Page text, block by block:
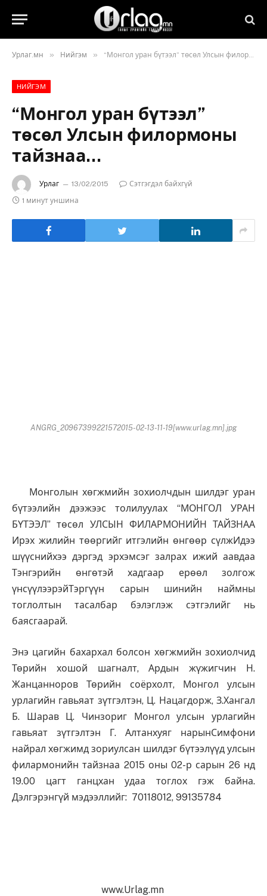
Урлаг.мн » Нийгэм » “Монгол уран бүтээл” төсөл Улсын филормоны тайзнаа…
НИЙГЭМ
“Монгол уран бүтээл”
төсөл Улсын филормоны
тайзнаа…
Урлаг 13/02/2015
Сэтгэгдэл байхгүй
1 минут уншина
ANGRG_20967399221572015-02-13-11-19[www.urlag.mn].jpg
Монголын хөгжмийн зохиолчдын шилдэг уран
бүтээлийн дээжээс толилуулах “МОНГОЛ УРАН
БҮТЭЭЛ” төсөл УЛСЫН ФИЛАРМОНИЙН ТАЙЗНАА
Ирэх жилийн төөргийг итгэлийн өнгөөр сүлжИдээ
шүүснийхээ дэргэд эрхэмсэг залрах ижий аавдаа
Тэнгэрийн өнгөтэй хадгаар ерөөл золгож
үнсүүлээрэйТэргүүн сарын шинийн наймны
тоглолтын тасалбар бэлэглэж сэтгэлийг нь
баясгаарай.
Энэ цагийн бахархал болсон хөгжмийн зохиолчид
Төрийн хошой шагналт, Ардын жүжигчин Н.
Жанцанноров Төрийн соёрхолт, Монгол улсын
урлагийн гавьяат зүтгэлтэн, Ц. Нацагдорж, З.Хангал
Б. Шарав Ц. Чинзориг Монгол улсын урлагийн
гавьяат зүтгэлтэн Г. Алтанхуяг нарынСимфони
найрал хөгжимд зориулсан шилдэг бүтээлүүд улсын
филармонийн тайзнаа 2015 оны 02-р сарын 26 нд
19.00 цагт ганцхан удаа тоглох гэж байна.
Дэлгэрэнгүй мэдээллийг: 70118012, 99135784
www.Urlag.mn